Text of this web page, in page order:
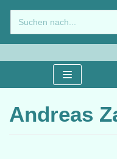
Zum
Inhalt
springen
Andreas